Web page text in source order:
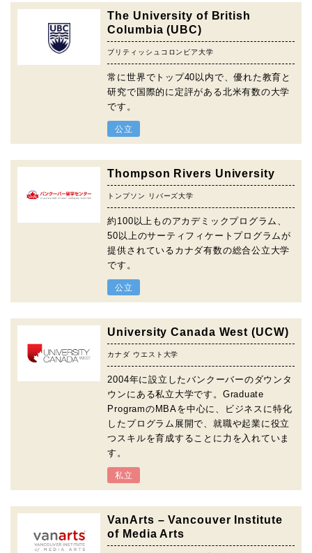
The University of British
Columbia (UBC)
ブリティッシュコロンビア大学
常に世界でトップ40以内で、優れた教育と
研究で国際的に定評がある北米有数の大学
です。
公立
Thompson Rivers University
トンプソン リバーズ大学
約100以上ものアカデミックプログラム、
50以上のサーティフィケートプログラムが
提供されているカナダ有数の総合公立大学
です。
公立
University Canada West (UCW)
カナダ ウエスト大学
2004年に設立したバンクーバーのダウンタ
ウンにある私立大学です。Graduate
ProgramのMBAを中心に、ビジネスに特化
したプログラム展開で、就職や起業に役立
つスキルを育成することに力を入れていま
す。
私立
VanArts – Vancouver Institute
of Media Arts